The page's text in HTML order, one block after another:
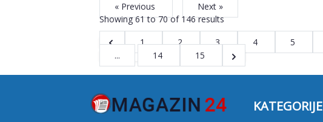
« Previous
Next »
Showing61to70of 146results
1
2 3 4 5
...
14 15
KATEGORIJE